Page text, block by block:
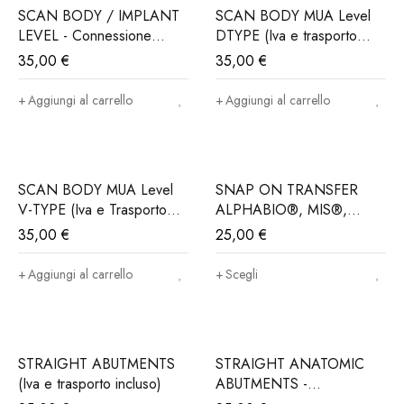
SCAN BODY / IMPLANT
LEVEL - Connessione
ALPHABIO®, MIS®,
NORIS®..(Iva e trasporto
incluso)
35,00€
Aggiungi al carrello
SCAN BODY MUA Level
DTYPE (Iva e trasporto
incluso)
35,00€
Aggiungi al carrello
SCAN BODY MUA Level
V-TYPE (Iva e Trasporto
incluso)
35,00€
Aggiungi al carrello
SNAP ON TRANSFER
ALPHABIO®, MIS®,
NORIS®..(Iva e trasporto
incluso)
25,00€
Scegli
STRAIGHT ABUTMENTS
(Iva e trasporto incluso)
STRAIGHT ANATOMIC
ABUTMENTS -